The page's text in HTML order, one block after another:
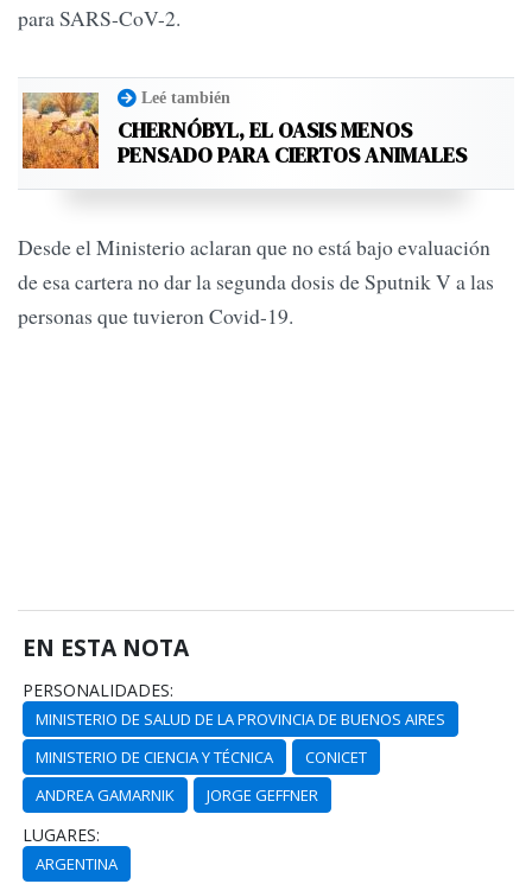
para SARS-CoV-2.
Leé también
CHERNÓBYL, EL OASIS MENOS
PENSADO PARA CIERTOS ANIMALES
Desde el Ministerio aclaran que no está bajo evaluación
de esa cartera no dar la segunda dosis de Sputnik V a las
personas que tuvieron Covid-19.
EN ESTA NOTA
PERSONALIDADES:
MINISTERIO DE SALUD DE LA PROVINCIA DE BUENOS AIRES
MINISTERIO DE CIENCIA Y TÉCNICA
CONICET
ANDREA GAMARNIK
JORGE GEFFNER
LUGARES:
ARGENTINA